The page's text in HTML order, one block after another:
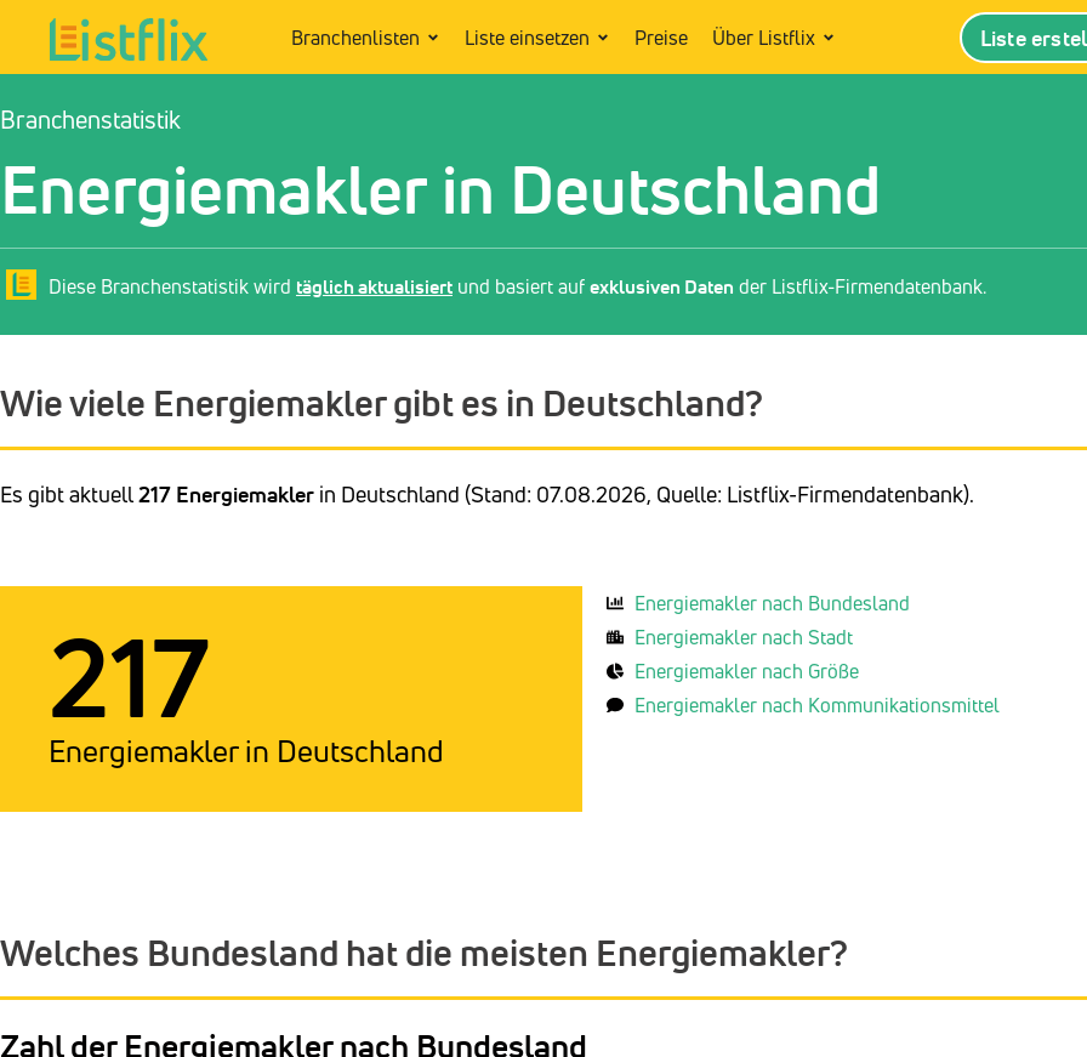
Branchenlisten Liste einsetzen Preise Über Listflix Liste
Branchenstatistik
Energiemakler in Deutschland
Diese Branchenstatistik wird täglich aktualisiert und basiert aufexklusiven Daten der Listflix-Firmendatenbank.
Wie viele Energiemakler gibt es in Deutschland?
Es gibt aktuell217 Energiemakler in Deutschland (Stand: 07.08.2026, Quelle: Listflix-Firmendatenbank).
217
Energiemakler in Deutschland
Energiemakler nach Bundesland
Energiemakler nach Stadt
Energiemakler nach Größe
Energiemakler nach Kommunikationsmittel
Welches Bundesland hat die meisten Energiemakler?
Zahl der Energiemakler nach Bundesland